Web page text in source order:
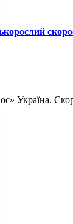
Україна.